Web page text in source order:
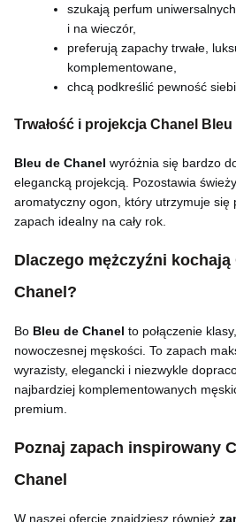
szukają perfum
i na wieczór,
preferują zapachy trwałe,
komplementowane,
chcą podkreślić pewność
Trwałość i projekcja Chanel Bleu
Bleu de Chanel wyróżnia się bardzo
elegancką projekcją. Pozostawia
aromatyczny ogon, który utrzymuje się
zapach idealny na cały rok.
Dlaczego mężczyźni
Chanel?
Bo Bleu de Chanel to połączenie
nowoczesnej męskości. To zapach
wyrazisty, elegancki i niezwykle
najbardziej komplementowanych
premium.
Poznaj zapach inspirowany
Chanel
W naszej ofercie znajdziesz również